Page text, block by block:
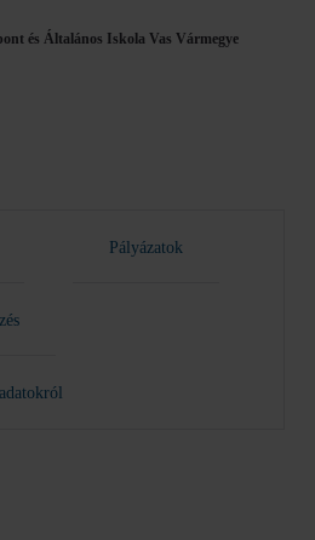
és Általános Iskola Vas Vármegye
Pályázatok